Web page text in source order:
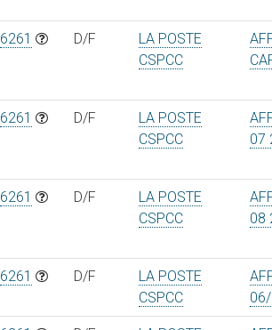
6261 D/F
LA POSTE
CSPCC
6261 D/F
LA POSTE
CSPCC
07
6261 D/F
LA POSTE
CSPCC
08
6261 D/F
LA POSTE
CSPCC